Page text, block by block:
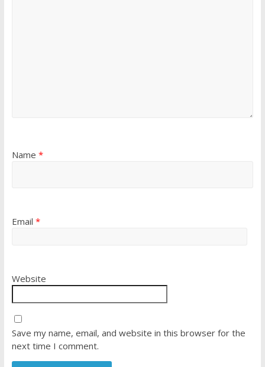
Name *
Email *
Website
Save my name, email, and website in this browser for the
next time I comment.